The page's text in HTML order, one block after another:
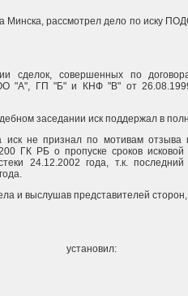
Минска, рассмотрел дело по иску
сделок, совершенных по
"А", ГП "Б" и КНФ "В" от
заседании иск поддержал в
иск не признал по мотивам отзыва
ГК РБ о пропуске сроков исковой
24.12.2002 года, т.к.
и выслушав представителей сторон,
установил: